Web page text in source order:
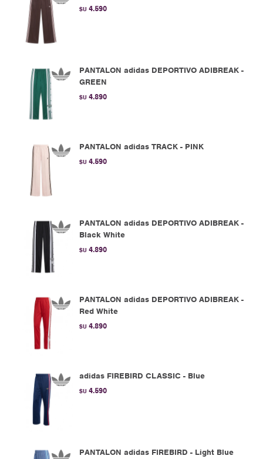
$U 4.590
PANTALON adidas DEPORTIVO ADIBREAK -
GREEN
$U 4.890
PANTALON adidas TRACK - PINK
$U 4.590
PANTALON adidas DEPORTIVO ADIBREAK -
Black White
$U 4.890
PANTALON adidas DEPORTIVO ADIBREAK -
Red White
$U 4.890
adidas FIREBIRD CLASSIC - Blue
$U 4.590
PANTALON adidas FIREBIRD - Light Blue